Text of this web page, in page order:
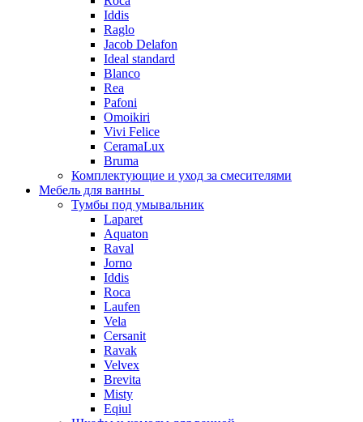
Iddis
Raglo
Jacob Delafon
Ideal standard
Blanco
Rea
Pafoni
Omoikiri
Vivi Felice
CeramaLux
Bruma
Комплектующие и уход за смесителями
Мебель для ванны
Тумбы под умывальник
Laparet
Aquaton
Raval
Jorno
Iddis
Roca
Laufen
Vela
Cersanit
Ravak
Velvex
Brevita
Misty
Eqiul